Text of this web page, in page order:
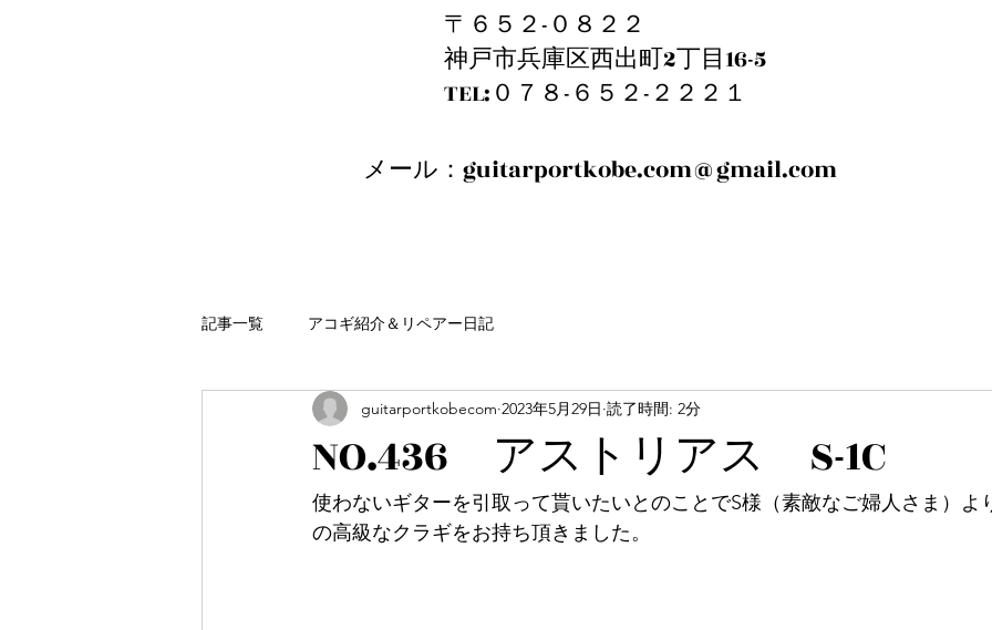
〒６５２-０８２２
神戸市兵庫区西出町2丁目16-5
​TEL:０７８-６５２-２２２１
メール： guitarportkobe.com@gmail.com
記事一覧 アコギ紹介＆リペアー日記
NO.436 アストリアス S-1C
guitarportkobecom 2023年5月29日 読了時間: 2分
使わないギターを引取って貰いたいとのことでS様（素敵なご婦人さま）よ
の高級なクラギをお持ち頂きました。